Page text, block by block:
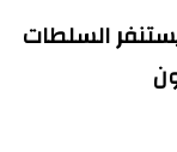
السلطات